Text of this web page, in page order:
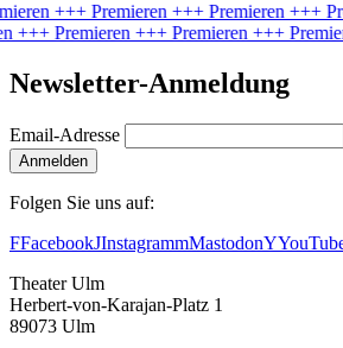
+++ Premieren +++ Premieren +++
+++ Premieren +++ Premieren +++
Newsletter-Anmeldung
Email-Adresse
Anmelden
Folgen Sie uns auf:
FFacebookJInstagrammMastodonY
Theater Ulm
Herbert-von-Karajan-Platz 1
89073 Ulm